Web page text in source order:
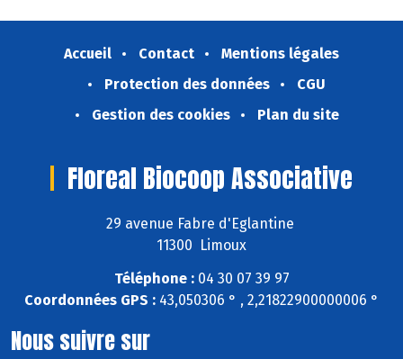
Accueil Contact
Mentions légales
Protection des données
CGU
Gestion des cookies
Plan du site
Floreal Biocoop Associative
29 avenue Fabre d'Eglantine
11300 Limoux
Téléphone :04 30 07 39 97
Coordonnées GPS : 43,050306 ° , 2,21822900000006 °
Nous suivre sur